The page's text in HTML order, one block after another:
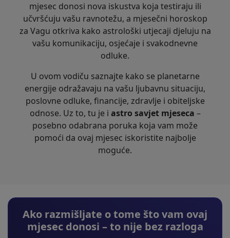
mjesec donosi nova iskustva koja testiraju ili
učvršćuju vašu ravnotežu, a mjesečni horoskop
za Vagu otkriva kako astrološki utjecaji djeluju na
vašu komunikaciju, osjećaje i svakodnevne
odluke.
U ovom vodiču saznajte kako se planetarne
energije odražavaju na vašu ljubavnu situaciju,
poslovne odluke, financije, zdravlje i obiteljske
odnose. Uz to, tu je i astro savjet mjeseca –
posebno odabrana poruka koja vam može
pomoći da ovaj mjesec iskoristite najbolje
moguće.
Ako razmišljate o tome što vam ovaj
mjesec donosi – to nije bez razloga